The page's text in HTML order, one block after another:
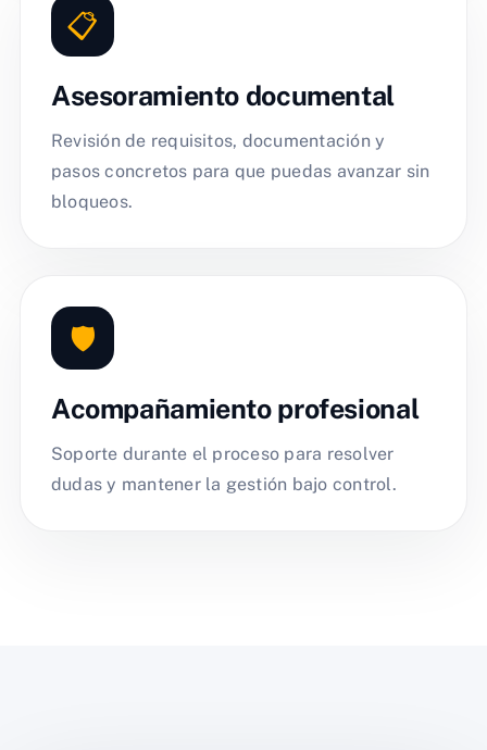
📋
Asesoramiento documental
Revisión de requisitos, documentación y
pasos concretos para que puedas avanzar sin
bloqueos.
🛡️
Acompañamiento profesional
Soporte durante el proceso para resolver
dudas y mantener la gestión bajo control.